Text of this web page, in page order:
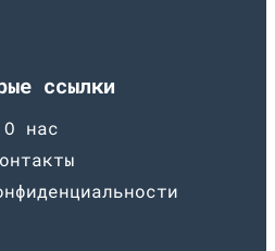
ссылки
О нас